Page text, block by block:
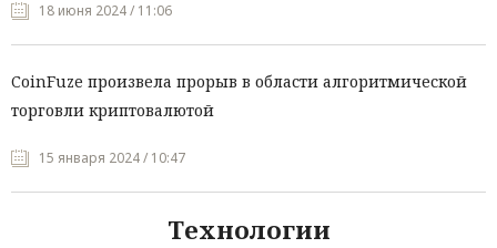
18 июня 2024 / 11:06
CoinFuze произвела прорыв в области алгоритмической
торговли криптовалютой
15 января 2024 / 10:47
Технологии